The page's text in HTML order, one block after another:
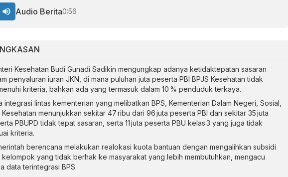
Kesehatan Budi Gunadi Sadikin mengungkap adanya ketidaktepatan sasaran
penyaluran iuran JKN, di mana puluhan juta peserta PBI BPJS Kesehatan tidak
kriteria, bahkan ada yang termasuk dalam 10 % penduduk terkaya.
integrasi lintas kementerian yang melibatkan BPS, Kementerian Dalam Negeri, Sosial,
Kesehatan menunjukkan sekitar 47 ribu dari 96 juta peserta PBI dan sekitar 35 juta
PBUPD tidak tepat sasaran, serta 11 juta peserta PBU kelas 3 yang juga tidak
kriteria.
berencana melakukan realokasi kuota bantuan dengan mengalihkan subsidi
kelompok yang tidak berhak ke masyarakat yang lebih membutuhkan, mengacu
data terintegrasi BPS.
Audio Berita0:56